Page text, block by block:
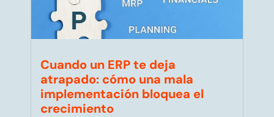
Cuando un ERP te deja
atrapado: cómo una mala
implementación bloquea el
crecimiento